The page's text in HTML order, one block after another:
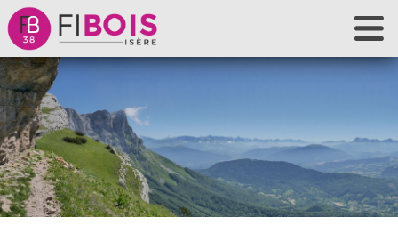
Accueil
La filière
Nos actions
Les outils
Contact